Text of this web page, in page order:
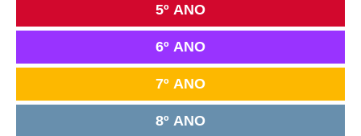
5º ANO
6º ANO
7º ANO
8º ANO